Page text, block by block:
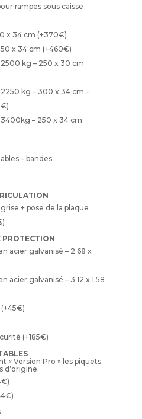
rampes sous caisse
x 34 cm (+370€)
x 34 cm (+460€)
kg – 250 x 30 cm
kg – 300 x 34 cm –
€)
– 250 x 34 cm
– bandes
+ pose de la plaque
)
PROTECTION
acier galvanisé – 2.68 x
acier galvanisé – 3.12 x 1.58
(+45€)
(+185€)
« Version Pro » les piquets
d’origine.
€)
€)